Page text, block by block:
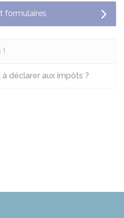
formulaires
!
déclarer aux impôts ?